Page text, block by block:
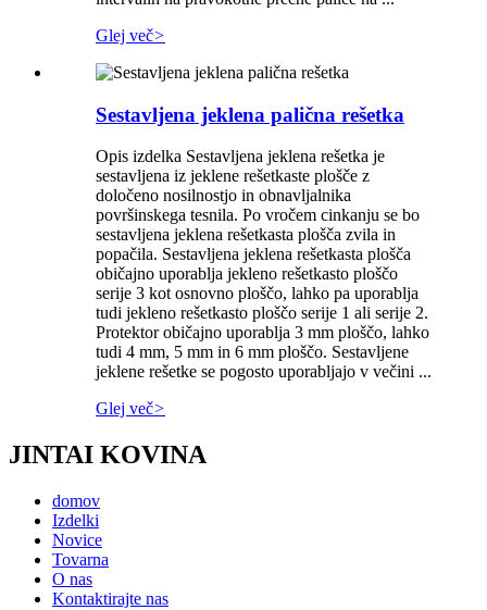
Glej več>
Sestavljena jeklena palična rešetka
Opis izdelka Sestavljena jeklena rešetka je
sestavljena iz jeklene rešetkaste plošče z
določeno nosilnostjo in obnavljalnika
površinskega tesnila. Po vročem cinkanju se bo
sestavljena jeklena rešetkasta plošča zvila in
popačila. Sestavljena jeklena rešetkasta plošča
običajno uporablja jekleno rešetkasto ploščo
serije 3 kot osnovno ploščo, lahko pa uporablja
tudi jekleno rešetkasto ploščo serije 1 ali serije 2.
Protektor običajno uporablja 3 mm ploščo, lahko
tudi 4 mm, 5 mm in 6 mm ploščo. Sestavljene
jeklene rešetke se pogosto uporabljajo v večini ...
Glej več>
JINTAI KOVINA
domov
Izdelki
Novice
Tovarna
O nas
Kontaktirajte nas